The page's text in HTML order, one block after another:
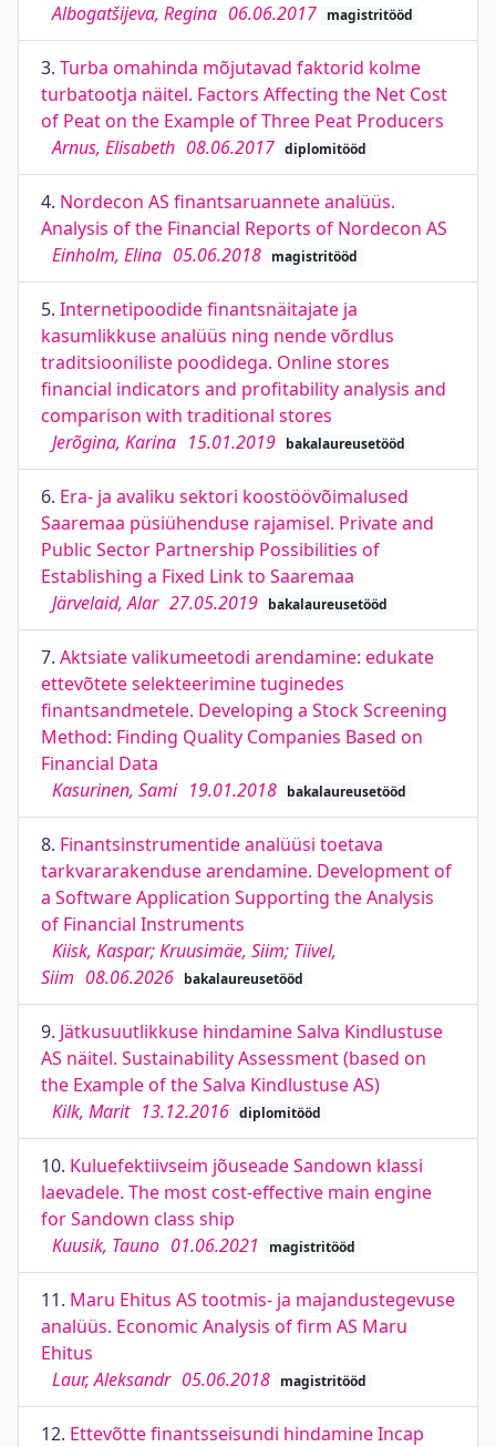
Albogatšijeva, Regina 06.06.2017 magistritööd
3. Turba omahinda mõjutavad faktorid kolme
turbatootja näitel. Factors Affecting the Net Cost
of Peat on the Example of Three Peat Producers
Arnus, Elisabeth 08.06.2017 diplomitööd
4. Nordecon AS finantsaruannete analüüs.
Analysis of the Financial Reports of Nordecon AS
Einholm, Elina 05.06.2018 magistritööd
5. Internetipoodide finantsnäitajate ja
kasumlikkuse analüüs ning nende võrdlus
traditsiooniliste poodidega. Online stores
financial indicators and profitability analysis and
comparison with traditional stores
Jerõgina, Karina 15.01.2019 bakalaureusetööd
6. Era- ja avaliku sektori koostöövõimalused
Saaremaa püsiühenduse rajamisel. Private and
Public Sector Partnership Possibilities of
Establishing a Fixed Link to Saaremaa
Järvelaid, Alar 27.05.2019 bakalaureusetööd
7. Aktsiate valikumeetodi arendamine: edukate
ettevõtete selekteerimine tuginedes
finantsandmetele. Developing a Stock Screening
Method: Finding Quality Companies Based on
Financial Data
Kasurinen, Sami 19.01.2018 bakalaureusetööd
8. Finantsinstrumentide analüüsi toetava
tarkvararakenduse arendamine. Development of
a Software Application Supporting the Analysis
of Financial Instruments
Kiisk, Kaspar; Kruusimäe, Siim; Tiivel,
Siim 08.06.2026 bakalaureusetööd
9. Jätkusuutlikkuse hindamine Salva Kindlustuse
AS näitel. Sustainability Assessment (based on
the Example of the Salva Kindlustuse AS)
Kilk, Marit 13.12.2016 diplomitööd
10. Kuluefektiivseim jõuseade Sandown klassi
laevadele. The most cost-effective main engine
for Sandown class ship
Kuusik, Tauno 01.06.2021 magistritööd
11. Maru Ehitus AS tootmis- ja majandustegevuse
analüüs. Economic Analysis of firm AS Maru
Ehitus
Laur, Aleksandr 05.06.2018 magistritööd
12. Ettevõtte finantsseisundi hindamine Incap